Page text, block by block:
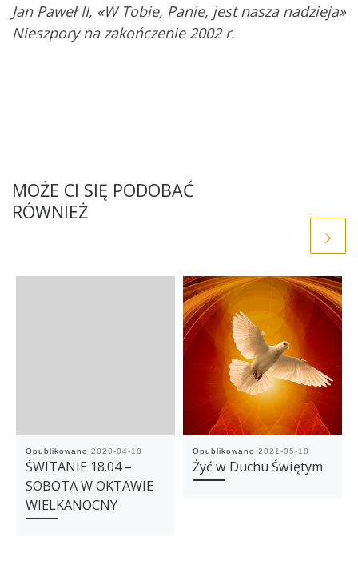
Jan Paweł II, «W Tobie, Panie, jest nasza nadzieja»
Nieszpory na zakończenie 2002 r.
MOŻE CI SIĘ PODOBAĆ
RÓWNIEŻ
Opublikowano 2020-04-18
ŚWITANIE 18.04 –
SOBOTA W OKTAWIE
WIELKANOCNY
Opublikowano 2021-05-18
Żyć w Duchu Świętym